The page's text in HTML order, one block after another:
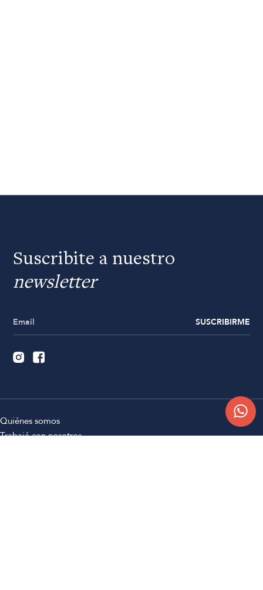
Suscribite a nuestro
newsletter
SUSCRIBIRME
Quiénes somos
Trabajá con nosotros